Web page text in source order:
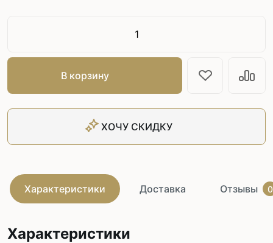
В корзину
ХОЧУ СКИДКУ
Характеристики Доставка Отзывы 0
Характеристики